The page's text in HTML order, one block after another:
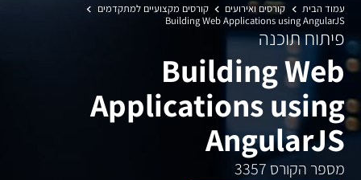
עמוד הבית קורסים ואירועים
קורסים מקצועיים למתקדמים
Building Web Applications using AngularJS
פיתוח תוכנה
Building Web
Applications using
AngularJS
מספר הקורס 3357